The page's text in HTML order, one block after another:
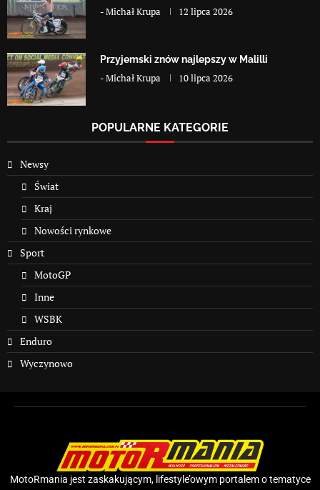
-Michał Krupa 12 lipca 2026
Przyjemski znów najlepszy w Malilli
-Michał Krupa 10 lipca 2026
POPULARNE KATEGORIE
Newsy
Świat
Kraj
Nowości rynkowe
Sport
MotoGP
Inne
WSBK
Enduro
Wyczynowo
MotoRmania jest zaskakującym, lifestyle’owym portalem o tematyce